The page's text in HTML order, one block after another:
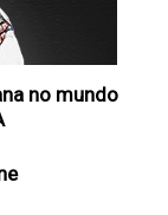
no mundo